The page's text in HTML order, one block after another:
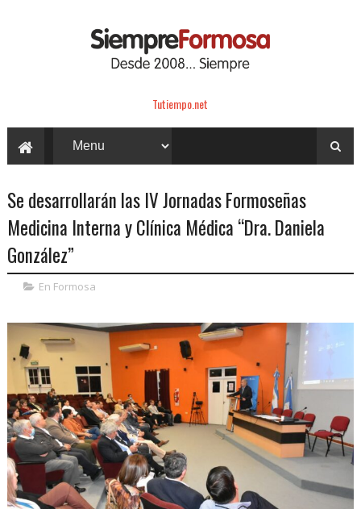
Tutiempo.net
Se desarrollarán las IV Jornadas Formoseñas
Medicina Interna y Clínica Médica “Dra. Daniela
González”
En Formosa